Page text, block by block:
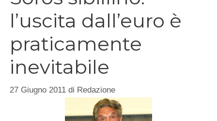
l’uscita dall’euro è
praticamente
inevitabile
27 Giugno 2011 di Redazione